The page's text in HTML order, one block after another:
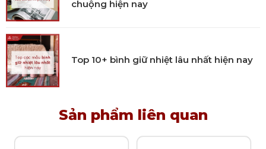
chuộng hiện nay
Top 10+ bình giữ nhiệt lâu nhất hiện nay
Sản phẩm liên quan